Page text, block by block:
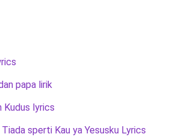
papa lirik
Kudus lyrics
sperti Kau ya Yesusku Lyrics